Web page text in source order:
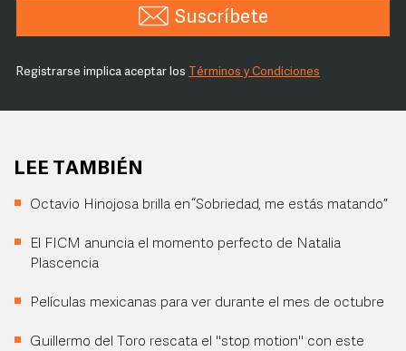
Suscríbete
Registrarse implica aceptar los Términos y Condiciones
LEE TAMBIÉN
Octavio Hinojosa brilla en “Sobriedad, me estás matando”
El FICM anuncia el momento perfecto de Natalia
Plascencia
Películas mexicanas para ver durante el mes de octubre
Guillermo del Toro rescata el "stop motion" con este